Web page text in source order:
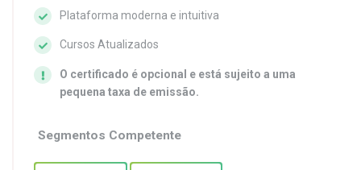
Plataforma moderna e intuitiva
Cursos Atualizados
O certificado é opcional e está sujeito a uma
pequena taxa de emissão.
Segmentos Competente